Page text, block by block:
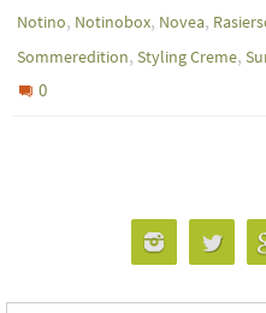
Notino, Notinobox, Novea,
Sommeredition, Styling Creme,
0